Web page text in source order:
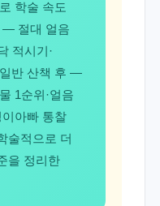
학술 속도
— 절대 얼음
적시기·
반 산책 후 —
1순위·얼음
아빠 통찰
술적으로 더
을 정리한